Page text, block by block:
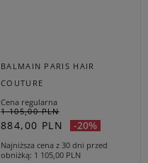
BALMAIN PARIS HAIR
COUTURE
Cena regularna
1 105,00 PLN
884,00 PLN -20%
Najniższa cena z 30 dni przed
obniżką 1 105,00 PLN